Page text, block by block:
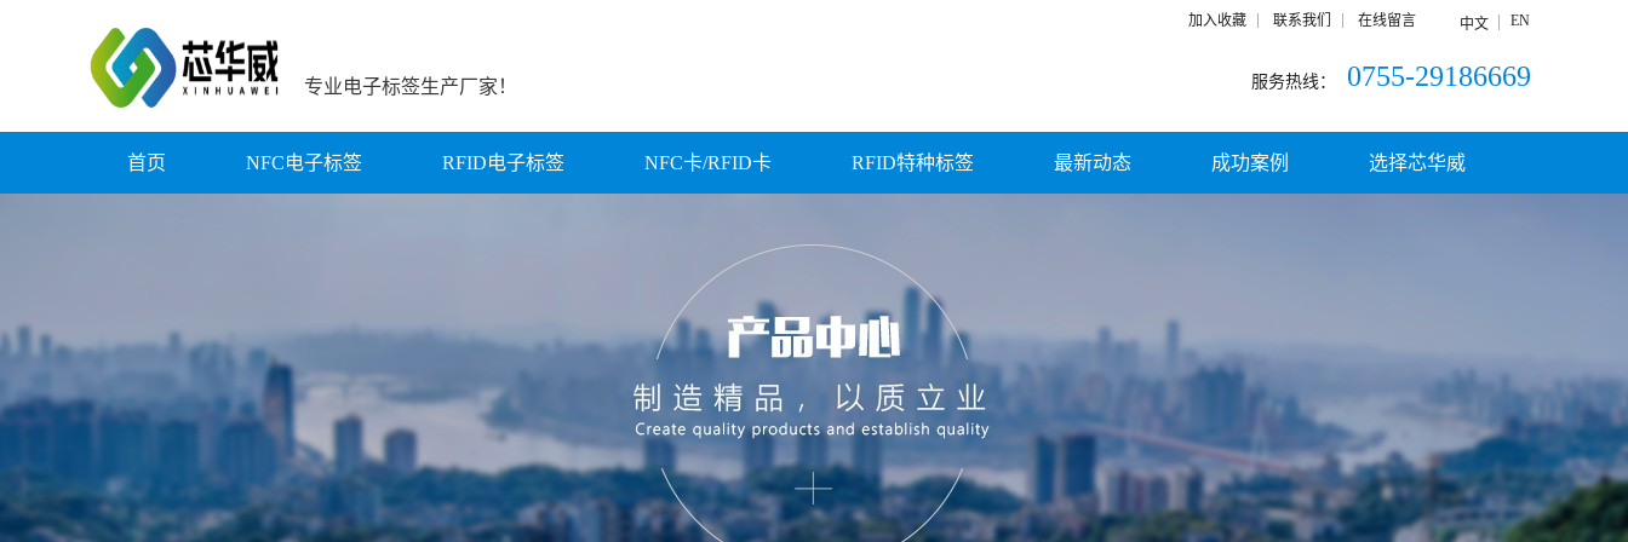
加入收藏 联系我们 在线留言 中文 EN
专业电子标签生产厂家！ 服务热线： 0755-29186669
首页 NFC电子标签 RFID电子标签 NFC卡/RFID卡 RFID特种标签 最新动态 成功案例 选择芯华威